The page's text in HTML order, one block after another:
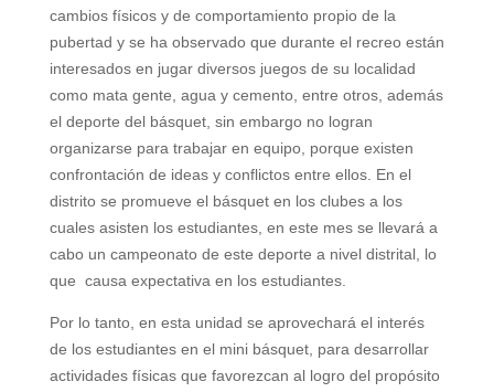
cambios físicos y de comportamiento propio de la
pubertad y se ha observado que durante el recreo están
interesados en jugar diversos juegos de su localidad
como mata gente, agua y cemento, entre otros, además
el deporte del básquet, sin embargo no logran
organizarse para trabajar en equipo, porque existen
confrontación de ideas y conflictos entre ellos. En el
distrito se promueve el básquet en los clubes a los
cuales asisten los estudiantes, en este mes se llevará a
cabo un campeonato de este deporte a nivel distrital, lo
que causa expectativa en los estudiantes.
Por lo tanto, en esta unidad se aprovechará el interés
de los estudiantes en el mini básquet, para desarrollar
actividades físicas que favorezcan al logro del propósito